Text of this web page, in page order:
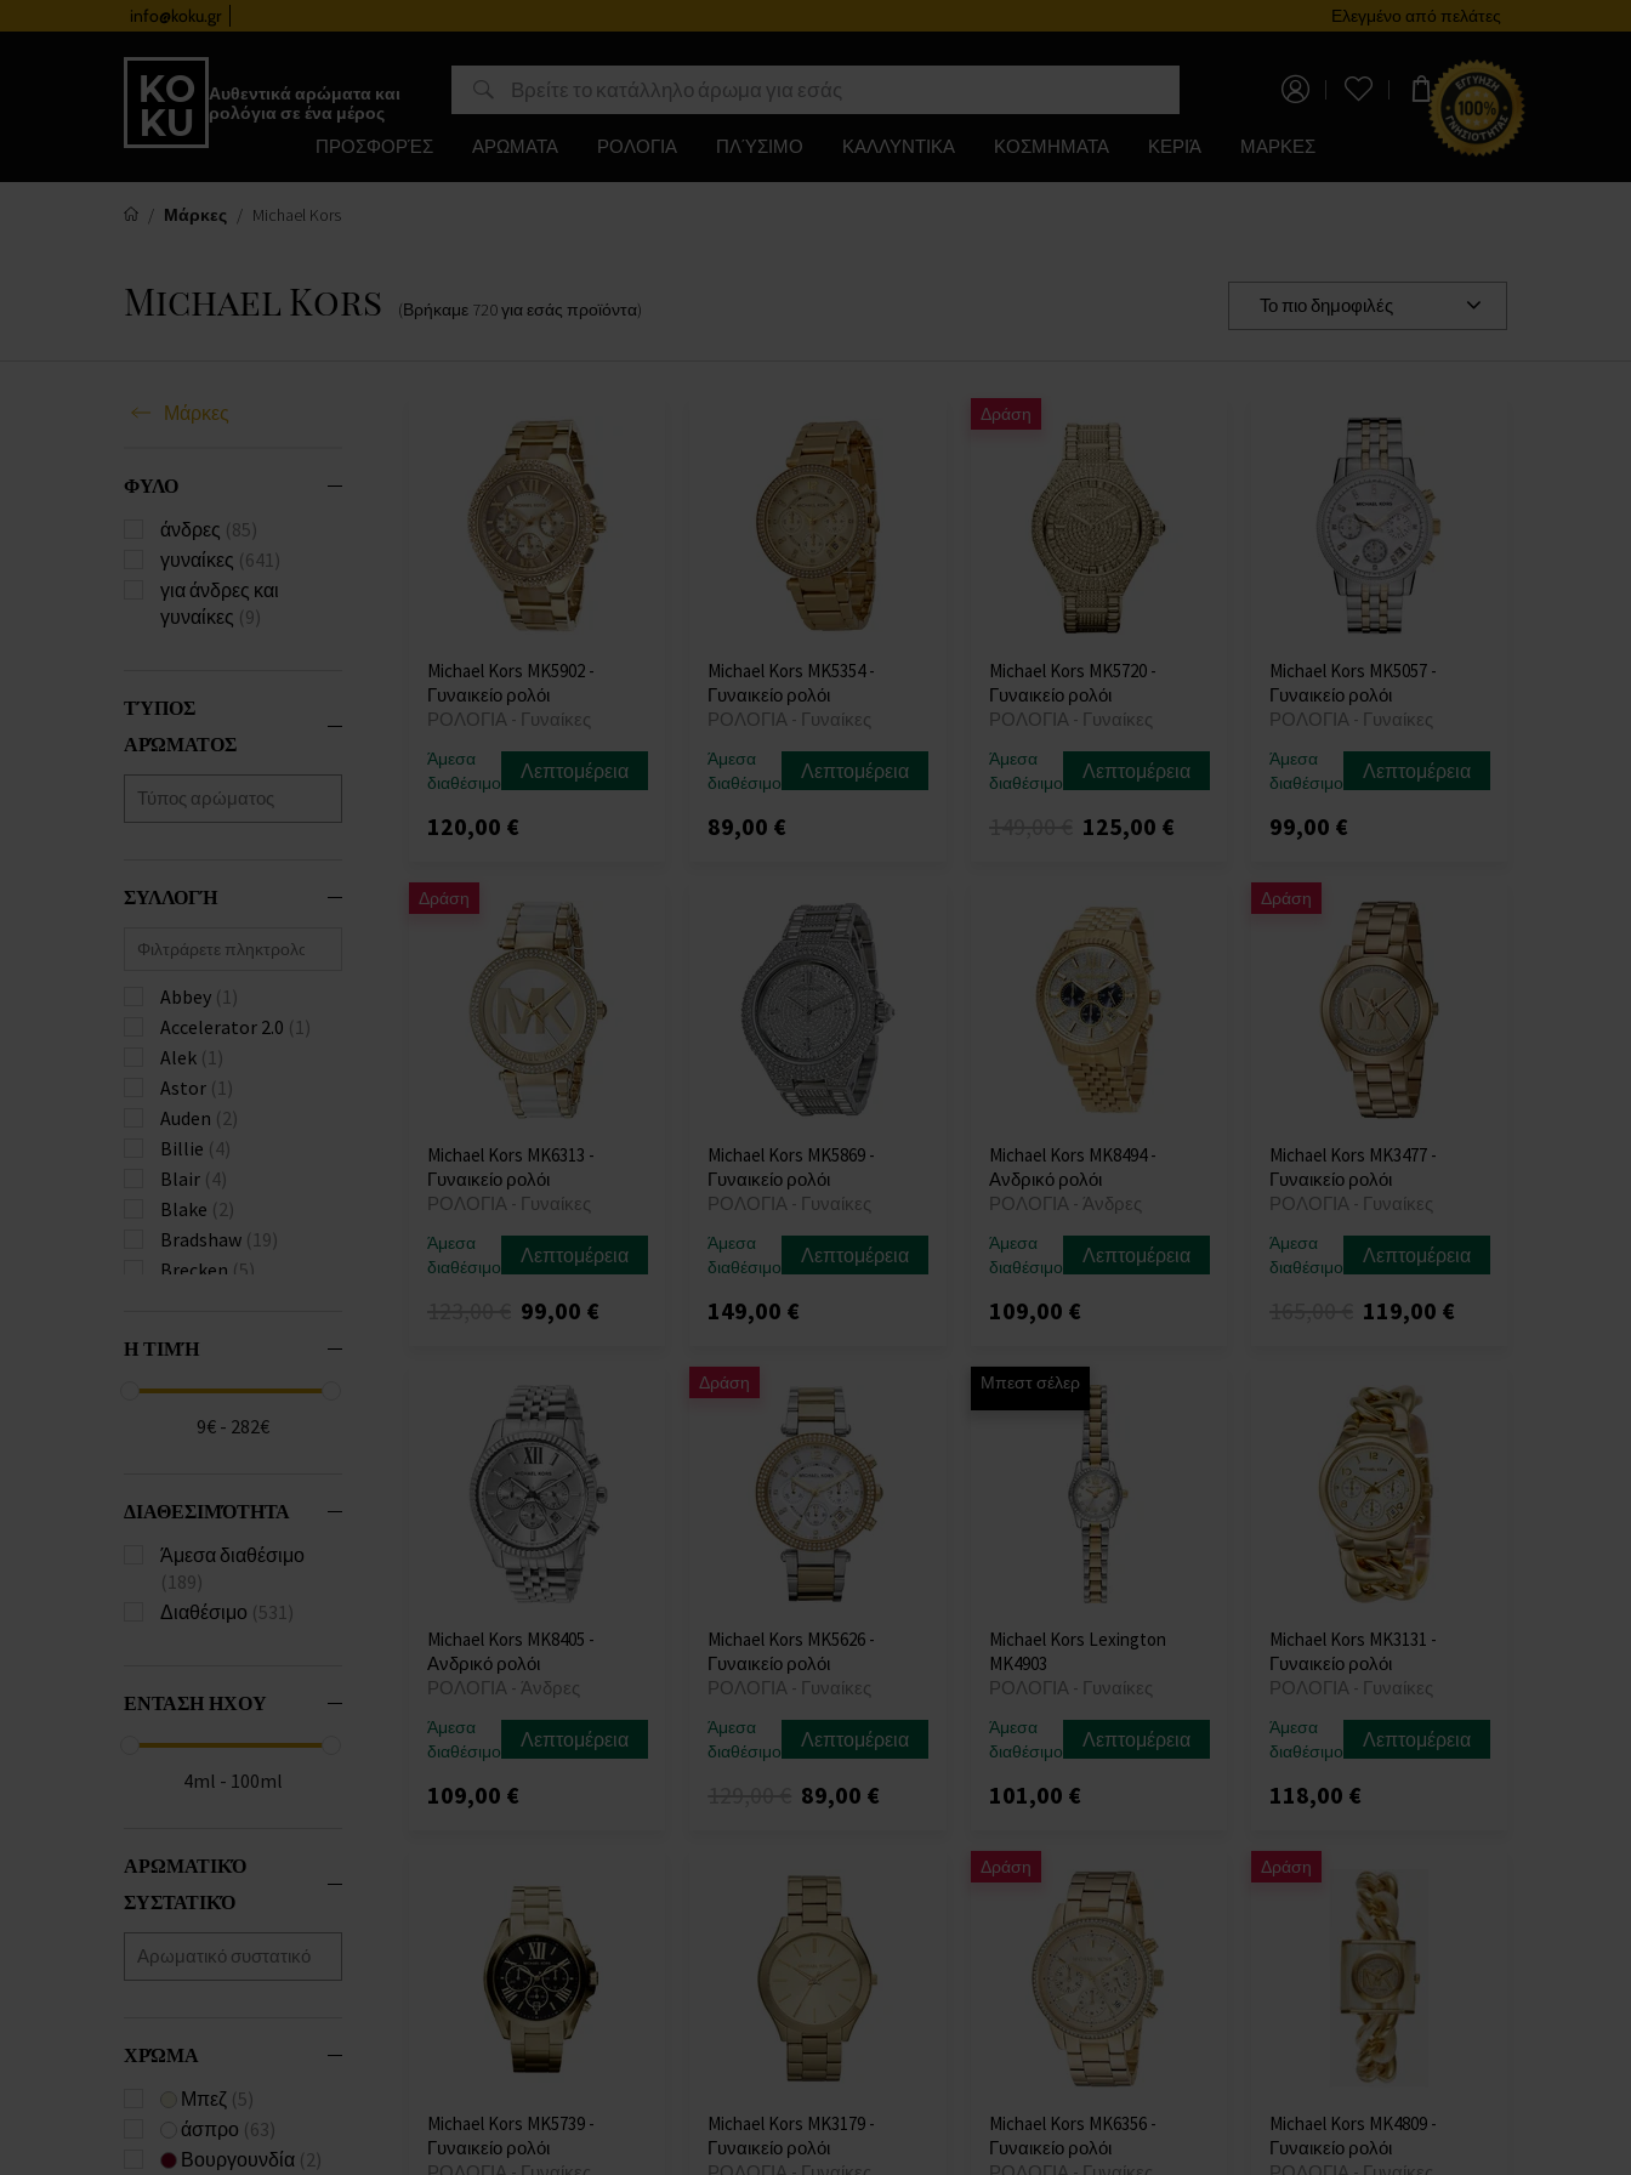
info@koku.gr Πρόγραμμα επιβράβευσηςΕλεγμένο από πελάτες
Αυθεντικά αρώματα και
ρολόγια σε ένα μέρος
0,00 €
ΠΡΟΣΦΟΡΈΣ ΑΡΩΜΑΤΑ ΡΟΛΟΓΙΑ ΠΛΎΣΙΜΟ ΚΑΛΛΥΝΤΙΚΑ ΚΟΣΜΗΜΑΤΑ ΚΕΡΙΆ ΜΑΡΚΕΣ
Μάρκες Michael Kors
Michael Kors (Βρήκαμε 720για εσάς προϊόντα) Το πιο δημοφιλές
Μάρκες
ΦΥΛΟ
άνδρες (85)
γυναίκες (641)
για άνδρες και
γυναίκες (9)
ΤΎΠΟΣ
ΑΡΏΜΑΤΟΣ
ΣΥΛΛΟΓΉ
Abbey (1)
Accelerator 2.0 (1)
Alek (1)
Astor (1)
Auden (2)
Billie (4)
Blair (4)
Blake (2)
Bradshaw (19)
Brecken (5)
Brynn
Camilia(1)
Camille (6)
Channing(3)
Charley(2)
Chronograph
(8)
Cinthia(1)
Empire(3)
Everest(1)
Georgie (5)
Hunger Stop
Hutton(2)
Irving(2)
Izzy(2)
Kerry
Kinley(1)
Laney(1)
Lauryn (1)
Η ΤΙΜΉ
9€ - 282€
ΔΙΑΘΕΣΙΜΌΤΗΤΑ
Άμεσα διαθέσιμο
(189)
Διαθέσιμο (531)
ΕΝΤΑΣΗ ΗΧΟΥ
4ml - 100ml
ΑΡΩΜΑΤΙΚΌ
ΣΥΣΤΑΤΙΚΌ
ΧΡΏΜΑ
Μπεζ (5)
άσπρο (63)
Βουργουνδία (2)
Michael Kors MK5902 -
Γυναικείο ρολόι
ΡΟΛΟΓΙΑ - Γυναίκες
Άμεσα
διαθέσιμο
Λεπτομέρεια
120,00 €
Michael Kors MK5354 -
Γυναικείο ρολόι
ΡΟΛΟΓΙΑ - Γυναίκες
Άμεσα
διαθέσιμο
Λεπτομέρεια
89,00 €
Δράση
Michael Kors MK5720 -
Γυναικείο ρολόι
ΡΟΛΟΓΙΑ - Γυναίκες
Άμεσα
διαθέσιμο
Λεπτομέρεια
125,00 €
Michael Kors MK5057 -
Γυναικείο ρολόι
ΡΟΛΟΓΙΑ - Γυναίκες
Άμεσα
διαθέσιμο
Λεπτομέρεια
99,00 €
Δράση
Michael Kors MK6313 -
Γυναικείο ρολόι
ΡΟΛΟΓΙΑ - Γυναίκες
Άμεσα
διαθέσιμο
Λεπτομέρεια
99,00 €
Michael Kors MK5869 -
Γυναικείο ρολόι
ΡΟΛΟΓΙΑ - Γυναίκες
Άμεσα
διαθέσιμο
Λεπτομέρεια
149,00 €
Michael Kors MK8494 -
Ανδρικό ρολόι
ΡΟΛΟΓΙΑ - Άνδρες
Άμεσα
διαθέσιμο
Λεπτομέρεια
109,00 €
Δράση
Michael Kors MK3477 -
Γυναικείο ρολόι
ΡΟΛΟΓΙΑ - Γυναίκες
Άμεσα
διαθέσιμο
Λεπτομέρεια
119,00 €
Michael Kors MK8405 -
Ανδρικό ρολόι
ΡΟΛΟΓΙΑ - Άνδρες
Άμεσα
διαθέσιμο
Λεπτομέρεια
109,00 €
Δράση
Michael Kors MK5626 -
Γυναικείο ρολόι
ΡΟΛΟΓΙΑ - Γυναίκες
Άμεσα
διαθέσιμο
Λεπτομέρεια
89,00 €
Μπεστ σέλερ
Michael Kors Lexington
MK4903
ΡΟΛΟΓΙΑ - Γυναίκες
Άμεσα
διαθέσιμο
Λεπτομέρεια
101,00 €
Michael Kors MK3131 -
Γυναικείο ρολόι
ΡΟΛΟΓΙΑ - Γυναίκες
Άμεσα
διαθέσιμο
Λεπτομέρεια
118,00 €
Michael Kors MK5739 -
Γυναικείο ρολόι
Michael Kors MK3179 -
Γυναικείο ρολόι
Δράση
Michael Kors MK6356 -
Γυναικείο ρολόι
Δράση
Michael Kors MK4809 -
Γυναικείο ρολόι